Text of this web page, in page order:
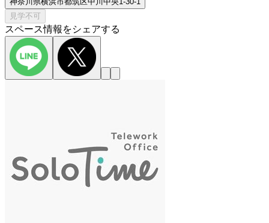
見学不可
スペース情報をシェアする